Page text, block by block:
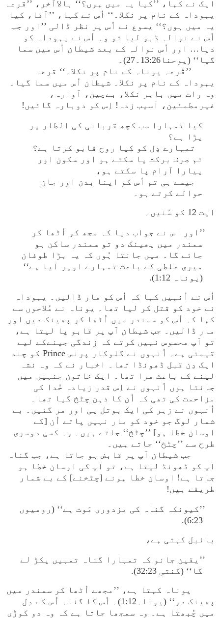
ایک نے کہا، ’’کیا یہ میں ہوں؟‘‘ بالاآخر، ’’قرعہ
یہوداہ کے نام پر نکلا۔‘‘ اُس نے کہا، ’’آقا، کیا
یہ میں ہوں؟‘‘ یسوع نے اُس پر نظر ڈالی ’’اور جب
اُس نے نوالہ ڈبو لیا تو وہ اُس نے یہوداہ کو
دیا… اور اُس نوالہ کے بعد شیطان اُس میں سما
گیا‘‘ (یوحنا13:26۔27)۔
’’قُرعہ یوناہ کے نام پر نکلا۔‘‘ قرعہ
یہوداہ کے نام پر نکلا۔ شیطان اُس میں سما گیا۔
وہ رات میں باہر نکلا، بےچین، آوارہ،
غیرمطمئین، آسیب زدہ! اِس کو دوبارہ گائیں!
کیا تمہارا سب کچھ قربانی کی الطار پر
پڑا ہے؟
تمہارے دِل کو کیا روح قابو کرتا ہے؟
تم صرف برکت پا سکتے ہو اور سکون اور
پیارا آرام پا سکتے ہو،
جیسے ہی تم اُس کو اپنا بدن اور جان
حوالے کرتے ہو۔
آیت 12 کو سُنیں۔
’’اور اس نے جواب دیا کہ مجھ کو اُٹھا کر
سمندر میں پھینک دو تو سمندر ساکن ہو
جائے گا۔ میں جانتا ہُوں کہ یہ بڑا طوفان
میری غلطی کے باعث تمہارے اوپر آیا ہے‘‘
(یوناہ 1:12).
اُس نے اُنہیں کہا کہ اُس کو مار ڈالیں۔ یہوداہ
نے خود کو قتل کر لیا تھا۔ یوناہ نے مُلاحوں سے
کہا کہ اُس کو سمندر میں اُٹھا کر پھینک دیں اور
مار ڈالیں۔ جب شیطان آپ پر قابو پا لیتا ہے،
تو آپ محسوس نہیں کرتے کہ زندگی جینےکے لیے
قیمتی ہے۔ اُنہوں نے گلوکار پرنس Prince کو چند
ایک دِن قبل ڈھونڈا تھا۔ اخبار نے کہ وہ نشہ
لینے کے باعث مرا تھا۔ ایک خاتون جنہیں میں
جانتا ہوں اُنہوں نے اِس قدر زیادہ خُدا کی
مزاحمت کی تھی کہ اُن کا ذہن چٹخ گیا تھا۔
اُنہوں نے زہر کی ایک بوتل پی اور مر گئیں۔ بے
شمار لوگ جو خود کو مار نہیں پاتے اُن [کے
اوسان خطا ہو] ’’چٹخ‘‘ جاتے ہیں۔ وہ کسی دوسری
طرح سے ’’چٹخ‘‘ جاتے ہیں۔
جب شیطان آپ پر قابض ہو جاتا ہے، جب گناہ
آپ کو ڈھونڈ لیتا ہے، تو آپ کی اوسان خطا ہو
جاتا ہے! اوسان خطا ہونے [چٹخنے] کے بے شمار
طریقے ہیں!
’’کیونکہ گناہ کی مزدوری مَوت ہے‘‘ (رومیوں
6:23).
بائبل کہتی ہے،
’’یقین جانو کہ تمہارا گناہ تمہیں پکڑ لے
گا‘‘ (گنتی 32:23).
یوناہ کہتا ہے، ’’مجھے اُٹھا کر سمندر میں
پھینک دو‘‘ (یوناہ1:12)۔ اُس کا گناہ اُس کے دِل
میں چُبھتا ہے۔ وہ سمجھا جاتا ہے کہ وہ دو کوڑی